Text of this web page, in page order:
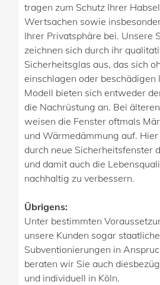
tragen zum Schutz Ihrer
Wertsachen sowie
Ihrer Privatsphäre bei. Unsere
zeichnen sich durch ihr
Sicherheitsglas aus, das sich
einschlagen oder beschädigen
Modell bieten sich entweder
die Nachrüstung an. Bei
weisen die Fenster oftmals
und Wärmedämmung auf. Hier
durch neue Sicherheitsfenster
und damit auch die
nachhaltig zu verbessern.
Übrigens:
Unter bestimmten
unsere Kunden sogar staatliche
Subventionierungen in
beraten wir Sie auch
und individuell in Köln.